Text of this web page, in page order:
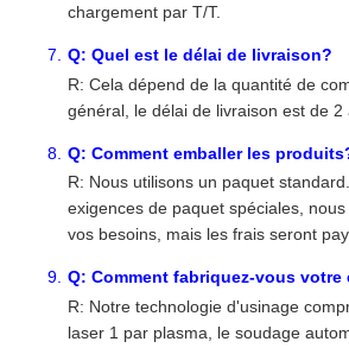
chargement par T/T.
Q: Quel est le délai de livraison?
R: Cela dépend de la quantité de
général, le délai de livraison est de 2
Q: Comment emballer les
R: Nous utilisons un paquet
exigences de paquet spéciales,
vos besoins, mais les frais seront
Q: Comment fabriquez-vous votre
R: Notre technologie d'usinage
laser 1 par plasma, le soudage